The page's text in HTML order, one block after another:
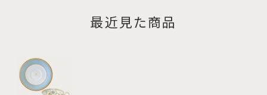
最近見た商品